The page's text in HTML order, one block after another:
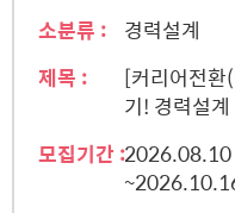
소분류 :
경력설계
제목 :
[커리어전환
기! 경력설
모집기간 :2026.08.10